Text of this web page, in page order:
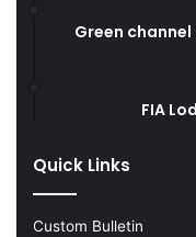
Green
FIA
Quick Links
Custom Bulletin